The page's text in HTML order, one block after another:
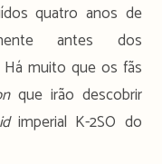
quatro anos de
antes dos
Há muito que os fãs
que irão descobrir
imperial K-2SO do